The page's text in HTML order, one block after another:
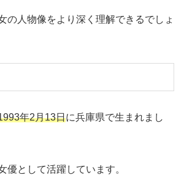
の人物像をより深く理解できるでしょ
年2月13日に兵庫県で生まれまし
優として活躍しています。